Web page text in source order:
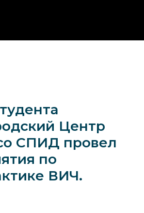
Центр
СПИД провел
по
ВИЧ.